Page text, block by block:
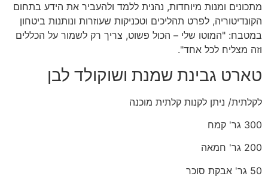
מתכונים ומנות מיוחדות, נהנית ללמד ולהעביר את הידע בתחום
הקונדיטוריה, לפרט תהליכים וטכניקות שעוזרות ונותנות ביטחון
במטבח: "המוטו שלי – הכול פשוט, צריך רק לשמור על הכללים
וזה מצליח לכל אחד".
טארט גבינת שמנת ושוקולד לבן
לקלתית/ ניתן לקנות קלתית מוכנה
300 גר' קמח
200 גר' חמאה
50 גר' אבקת סוכר